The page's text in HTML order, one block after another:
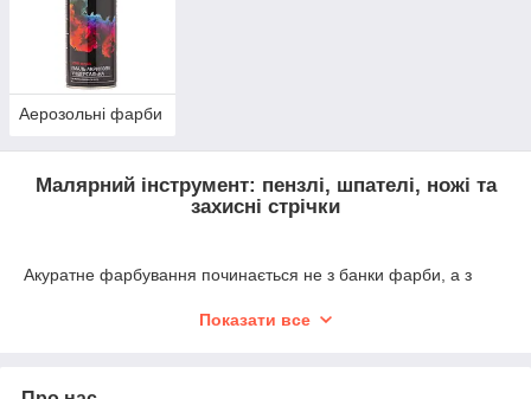
Аерозольні фарби
Малярний інструмент: пензлі, шпателі, ножі та
захисні стрічки
Акуратне фарбування починається не з банки фарби, а з
шпатель, який іржавіє, можуть зіпсувати весь результат. У
Показати все